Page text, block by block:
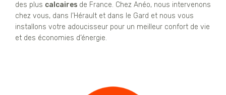
des plus calcaires de France. Chez Anéo, nous intervenons
chez vous, dans l’Hérault et dans le Gard et nous vous
installons votre adoucisseur pour un meilleur confort de vie
et des économies d’énergie.